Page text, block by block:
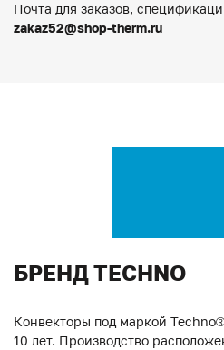
Почта для заказов,
zakaz52@shop-therm.ru
БРЕНД TECHNO
Конвекторы под маркой
10 лет. Производство